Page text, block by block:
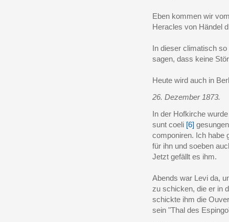
Eben kommen wir
Heracles von Händel
In dieser climatisch
sagen, dass keine
Heute wird auch in
26. Dezember 1873.
In der Hofkirche
sunt coeli [6]
componiren. Ich habe
für ihn und soeben
Jetzt gefällt es ihm.
Abends war Levi da,
zu schicken, die er in
schickte ihm die
sein "Thal des